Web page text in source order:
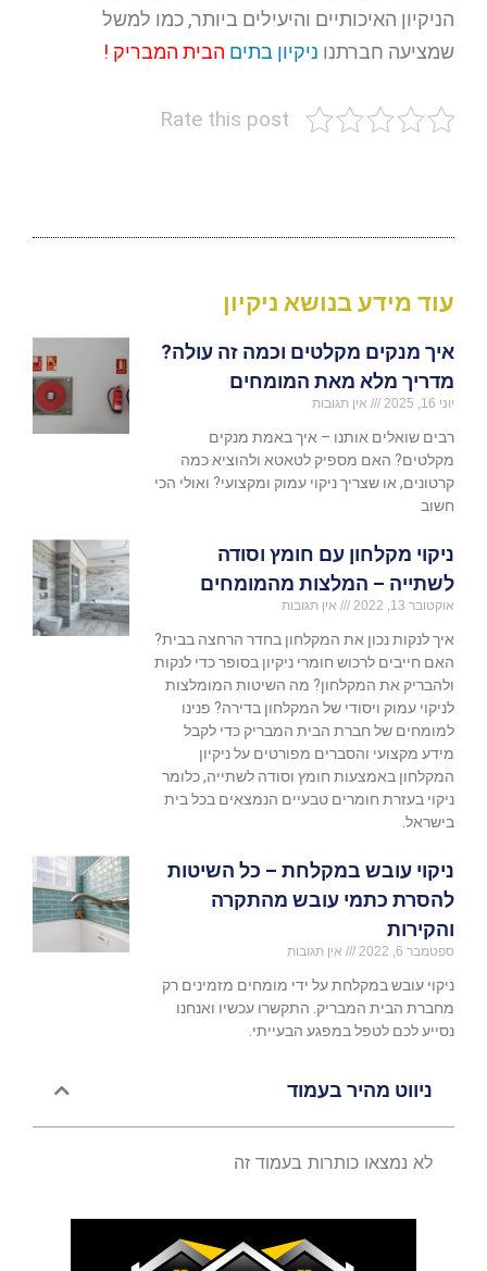
ניווט מהיר בעמוד
לא נמצאו כותרות בעמוד זה
הניקיון האיכותיים והיעילים ביותר, כמו למשל
שמציעה חברתנו ניקיון בתים הבית המבריק !
Rate this post
עוד מידע בנושא ניקיון
איך מנקים מקלטים וכמה זה עולה?
מדריך מלא מאת המומחים
יוני 16, 2025 אין תגובות
רבים שואלים אותנו – איך באמת מנקים
מקלטים? האם מספיק לטאטא ולהוציא כמה
קרטונים, או שצריך ניקוי עמוק ומקצועי? ואולי הכי
חשוב
ניקוי מקלחון עם חומץ וסודה
לשתייה – המלצות מהמומחים
אוקטובר 13, 2022 אין תגובות
איך לנקות נכון את המקלחון בחדר הרחצה בבית?
האם חייבים לרכוש חומרי ניקיון בסופר כדי לנקות
ולהבריק את המקלחון? מה השיטות המומלצות
לניקוי עמוק ויסודי של המקלחון בדירה? פנינו
למומחים של חברת הבית המבריק כדי לקבל
מידע מקצועי והסברים מפורטים על ניקיון
המקלחון באמצעות חומץ וסודה לשתייה, כלומר
ניקוי בעזרת חומרים טבעיים הנמצאים בכל בית
בישראל.
ניקוי עובש במקלחת – כל השיטות
להסרת כתמי עובש מהתקרה
והקירות
ספטמבר 6, 2022 אין תגובות
ניקוי עובש במקלחת על ידי מומחים מזמינים רק
מחברת הבית המבריק. התקשרו עכשיו ואנחנו
נסייע לכם לטפל במפגע הבעייתי.